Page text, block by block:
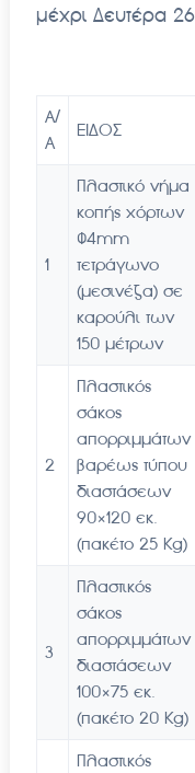
μέχρι Δευτέρα
Α/
Α
ΕΙΔΟΣ
1
Πλαστικό νήμα
κοπής χόρτων
Φ4mm
τετράγωνο
(μεσινέζα) σε
καρούλι των
150 μέτρων
2
Πλαστικός
σάκος
απορριμμάτων
βαρέως τύπου
διαστάσεων
90×120 εκ.
(πακέτο 25 Kg)
3
Πλαστικός
σάκος
απορριμμάτων
διαστάσεων
100×75 εκ.
(πακέτο 20 Kg)
Πλαστικός